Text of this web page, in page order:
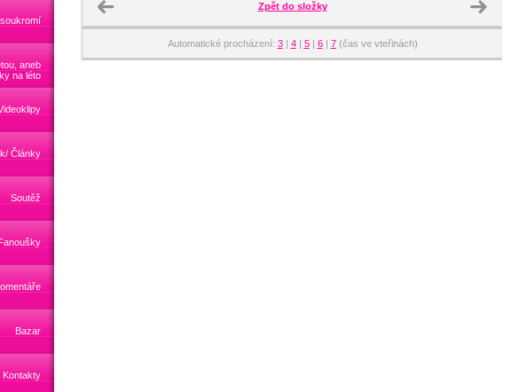
aneb
na léto
Články
Soutěž
Bazar
Kontakty
Zpět do složky
Automatické procházení: 3| 4| 5| 6| 7(čas ve vteřinách)